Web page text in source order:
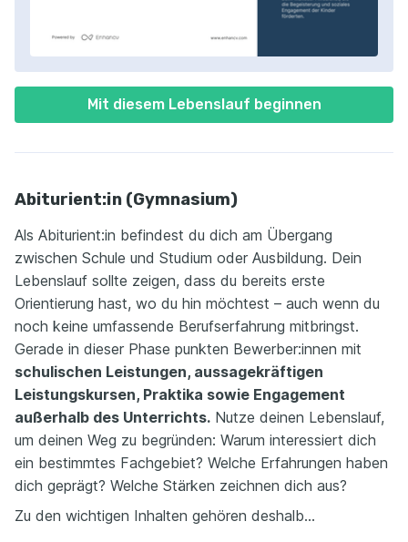
Mit diesem Lebenslauf beginnen
Abiturient:in (Gymnasium)
Als Abiturient:in befindest du dich am Übergang
zwischen Schule und Studium oder Ausbildung. Dein
Lebenslauf sollte zeigen, dass du bereits erste
Orientierung hast, wo du hin möchtest – auch wenn du
noch keine umfassende Berufserfahrung mitbringst.
Gerade in dieser Phase punkten Bewerber:innen mit
schulischen Leistungen, aussagekräftigen
Leistungskursen, Praktika sowie Engagement
außerhalb des Unterrichts. Nutze deinen Lebenslauf,
um deinen Weg zu begründen: Warum interessiert dich
ein bestimmtes Fachgebiet? Welche Erfahrungen haben
dich geprägt? Welche Stärken zeichnen dich aus?
Zu den wichtigen Inhalten gehören deshalb…